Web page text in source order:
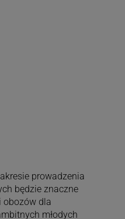
prowadzenia
będzie znaczne
obozów dla
młodych